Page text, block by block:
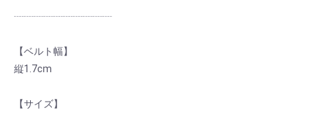
┈┈┈┈┈┈┈┈┈┈
【ベルト幅】
縦1.7cm
【サイズ】